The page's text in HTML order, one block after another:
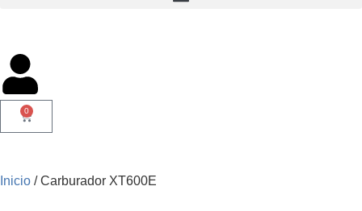
0
Inicio / Carburador XT600E